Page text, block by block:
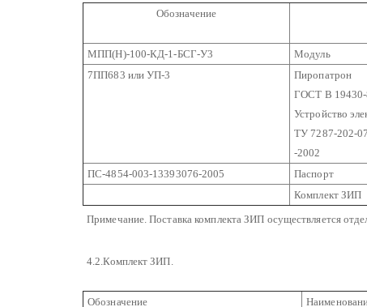
Обозначение
МПП(Н)-100-КД-1-БСГ-У3 Модуль
7ПП683 или УП-3
Пиропатрон
ГОСТ В 19430-
Устройство
ТУ 7287-202-
-2002
ПС-4854-003-13393076-2005
Паспорт
Комплект ЗИП
Примечание. Поставка комплекта ЗИП осуществляется
4.2.Комплект ЗИП.
Обозначение